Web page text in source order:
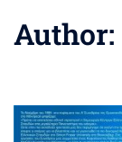
Author: